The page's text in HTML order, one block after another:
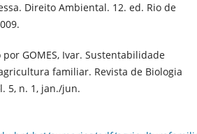
Direito Ambiental. 12. ed. Rio de
por GOMES, Ivar. Sustentabilidade
familiar. Revista de Biologia
5, n. 1, jan./jun.